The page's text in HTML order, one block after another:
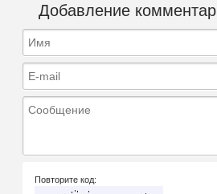
Добавление
Имя
E-mail
Сообщение
Повторите код: